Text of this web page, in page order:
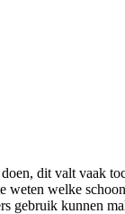
dit valt vaak
welke
gebruik kunnen